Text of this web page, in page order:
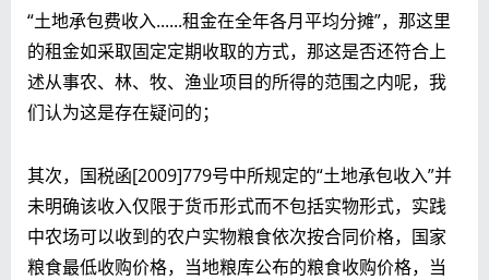
“土地承包费收入......租金在全年各月平均分摊”，那这里
的租金如采取固定定期收取的方式，那这是否还符合上
述从事农、林、牧、渔业项目的所得的范围之内呢，我
们认为这是存在疑问的；
其次，国税函[2009]779号中所规定的“土地承包收入”并
未明确该收入仅限于货币形式而不包括实物形式，实践
中农场可以收到的农户实物粮食依次按合同价格，国家
粮食最低收购价格，当地粮库公布的粮食收购价格，当